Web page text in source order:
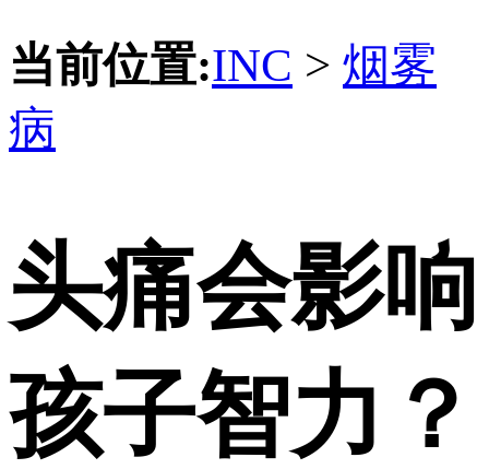
当前位置:INC > 烟雾
病
头痛会影响
孩子智力？